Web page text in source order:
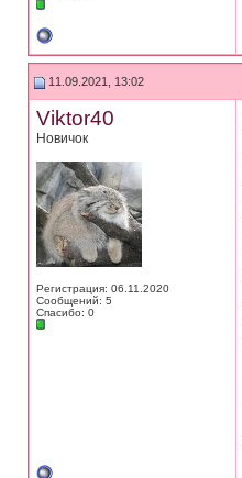
11.09.2021, 13:02
Viktor40
Новичок
Регистрация: 06.11.2020
Сообщений: 5
Спасибо: 0